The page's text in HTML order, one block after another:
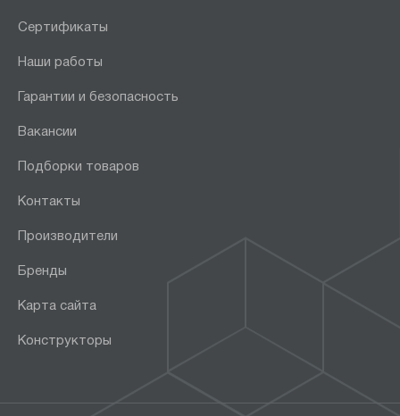
Сертификаты
Наши работы
Гарантии и безопасность
Вакансии
Подборки товаров
Контакты
Производители
Бренды
Карта сайта
Конструкторы